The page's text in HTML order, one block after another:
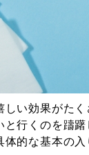
い効果がた
と行くのを躊
的な基本の入